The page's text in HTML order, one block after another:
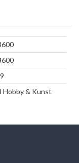
Hobby & Kunst